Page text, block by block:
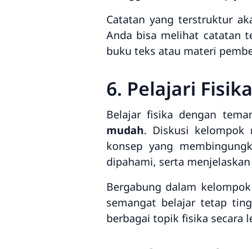
Catatan yang terstruktur
Anda bisa melihat catatan
buku teks atau materi
6. Pelajari
Belajar fisika dengan
mudah. Diskusi kelompok
konsep yang
dipahami, serta
Bergabung dalam
semangat belajar tetap
berbagai topik fisika secara